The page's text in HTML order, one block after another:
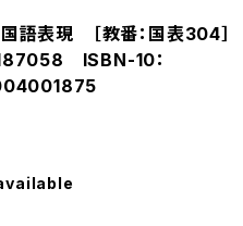
表現 ［教番：国表304］
ISBN-10：